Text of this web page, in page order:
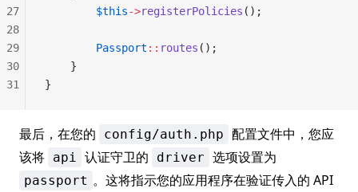
        $this
->registerPolicies ();
        Passport
:: routes ();
    }
}
27
28
29
30
31
最后，在您的 config/auth.php 配置文件中，您应
该将 api 认证守卫的 driver 选项设置为
passport 。这将指示您的应用程序在验证传入的 API